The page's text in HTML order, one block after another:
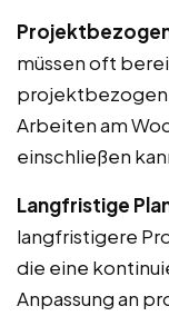
müssen oft
projektbezogen
Arbeiten am
einschließen
Langfristige
langfristigere
die eine
Anpassung an